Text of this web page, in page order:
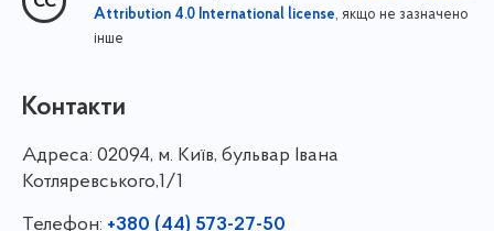
Attribution 4.0 International license, якщо не зазначено
інше
Контакти
Адреса: 02094, м. Київ, бульвар Івана
Котляревського,1/1
Телефон: +380 (44) 573-27-50